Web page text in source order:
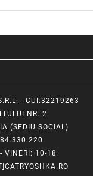
- CUI:32219263
NR. 2
(SEDIU SOCIAL)
VINERI: 10-18